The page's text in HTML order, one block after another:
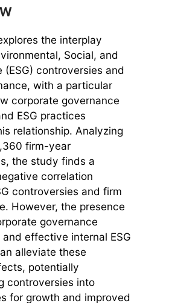
the interplay
Social, and
(ESG) controversies and
with a particular
corporate governance
ESG practices
relationship. Analyzing
firm-year
the study finds a
correlation
controversies and firm
However, the presence
governance
effective internal ESG
alleviate these
potentially
controversies into
for growth and improved